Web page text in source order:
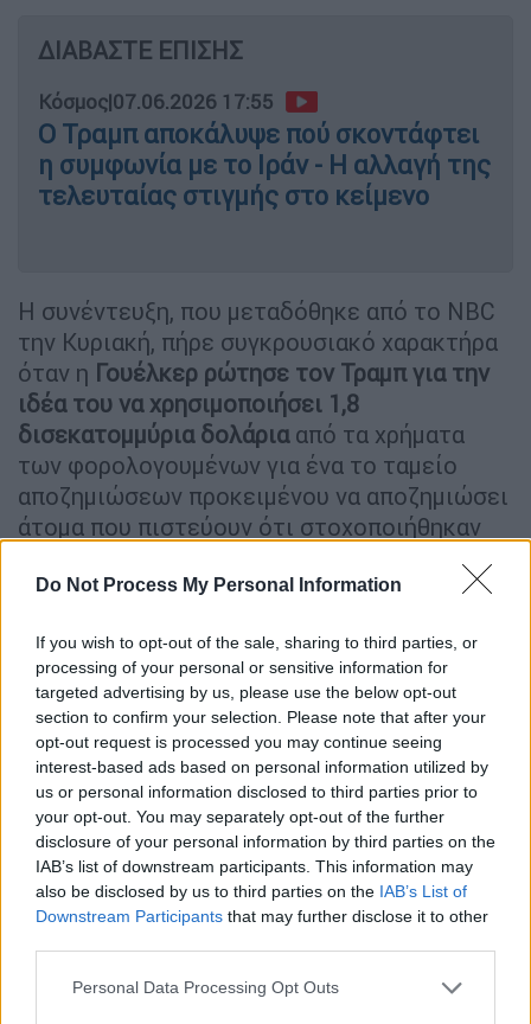
Do Not Process My Personal Information
If you wish to opt-out of the sale, sharing to third parties, or
processing of your personal or sensitive information for
targeted advertising by us, please use the below opt-out
section to confirm your selection. Please note that after your
opt-out request is processed you may continue seeing
interest-based ads based on personal information utilized by
us or personal information disclosed to third parties prior to
your opt-out. You may separately opt-out of the further
disclosure of your personal information by third parties on the
IAB’s list of downstream participants. This information may
also be disclosed by us to third parties on the IAB’s List of
Downstream Participants that may further disclose it to other
Please note that this website/app uses one or more Google
Personal Data Processing Opt Outs
ΔΙΑΒΑΣΤΕ ΕΠΙΣΗΣ
Κόσμος|07.06.2026 17:55
Ο Τραμπ αποκάλυψε πού σκοντάφτει
η συμφωνία με το Ιράν - Η αλλαγή της
τελευταίας στιγμής στο κείμενο
Η συνέντευξη, που μεταδόθηκε από το NBC
την Κυριακή, πήρε συγκρουσιακό χαρακτήρα
όταν η Γουέλκερ ρώτησε τον Τραμπ για την
ιδέα του να χρησιμοποιήσει 1,8
δισεκατομμύρια δολάριααπό τα χρήματα
των φορολογουμένων για ένα το ταμείο
αποζημιώσεων προκειμένου να αποζημιώσει
άτομα που πιστεύουν ότι στοχοποιήθηκαν
άδικα από μια ομοσπονδιακή κυβέρνηση που
«οπλίζει» το δικαστικό σύστημα εναντίον
«Αν εξαρτιόταν από μένα, θα τους έδινα τα
χρήματα που τους αξίζουν», είπε ο Τραμπ.
«Άνθρωποι έχουν καταστραφεί. Ζωές έχουν
καταστραφεί. Πολλές αυτοκτονίες,
σκεφτείτε το. Άνθρωποι έχουν
αυτοκτονήσει επειδή μια ομάδα κακοποιών
τους κυνηγούσε».